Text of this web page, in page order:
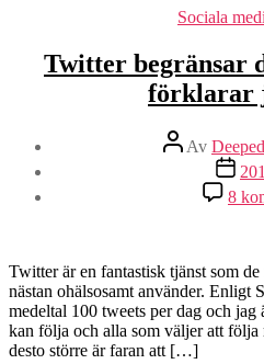
Sociala
Twitter begränsar
förklarar
Av
8
Twitter är en fantastisk tjänst som
nästan ohälsosamt använder. Enligt
medeltal 100 tweets per dag och
kan följa och alla som väljer att
desto större är faran att […]